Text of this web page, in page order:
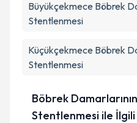
Büyükçekmece Böbrek
Stentlenmesi
Küçükçekmece Böbrek
Stentlenmesi
Böbrek
Stentlenmesi ile